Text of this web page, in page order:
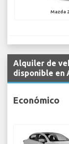
Mazda 2
Alquiler de
disponible en
Económico